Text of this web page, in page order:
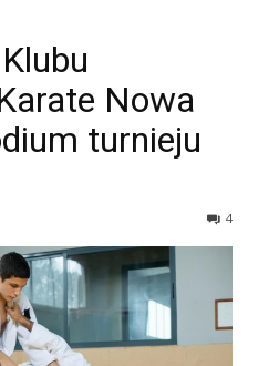
Nowa
turnieju
4